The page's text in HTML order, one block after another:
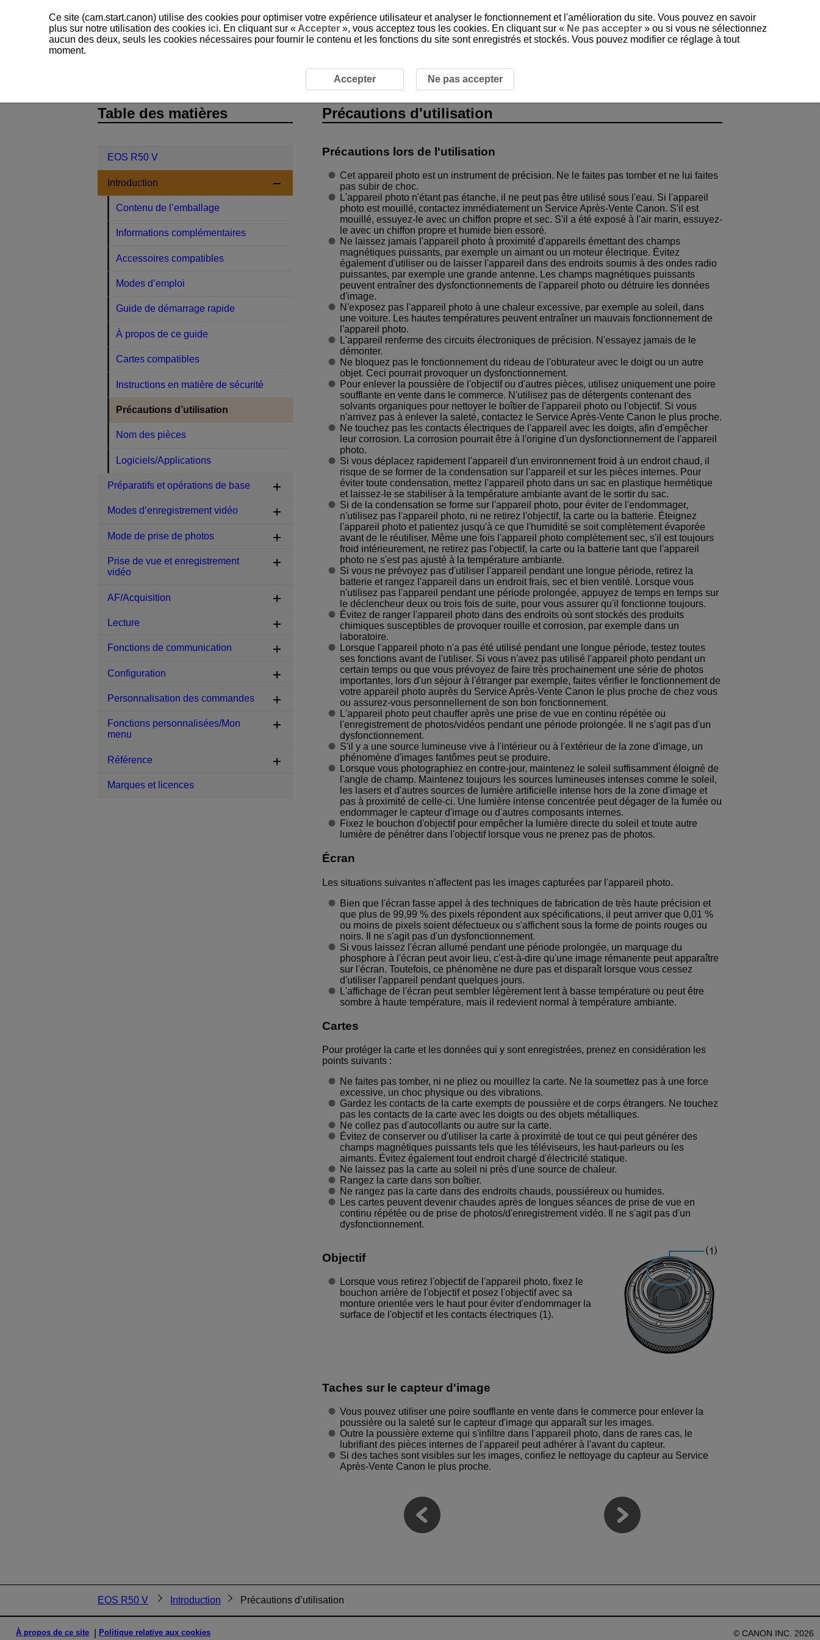
Précautions d'utilisation
Précautions lors de l'utilisation
Cet appareil photo est un instrument de précision. Ne le faites pas tomber et ne lui faites
pas subir de choc.
L'appareil photo n'étant pas étanche, il ne peut pas être utilisé sous l'eau. Si l'appareil
photo est mouillé, contactez immédiatement un Service Après-Vente Canon. S'il est
mouillé, essuyez-le avec un chiffon propre et sec. S'il a été exposé à l'air marin, essuyez-
le avec un chiffon propre et humide bien essoré.
Ne laissez jamais l'appareil photo à proximité d'appareils émettant des champs
magnétiques puissants, par exemple un aimant ou un moteur électrique. Évitez
également d'utiliser ou de laisser l'appareil dans des endroits soumis à des ondes radio
puissantes, par exemple une grande antenne. Les champs magnétiques puissants
peuvent entraîner des dysfonctionnements de l'appareil photo ou détruire les données
d'image.
N'exposez pas l'appareil photo à une chaleur excessive, par exemple au soleil, dans
une voiture. Les hautes températures peuvent entraîner un mauvais fonctionnement de
l'appareil photo.
L'appareil renferme des circuits électroniques de précision. N'essayez jamais de le
démonter.
Ne bloquez pas le fonctionnement du rideau de l'obturateur avec le doigt ou un autre
objet. Ceci pourrait provoquer un dysfonctionnement.
Pour enlever la poussière de l'objectif ou d'autres pièces, utilisez uniquement une poire
soufflante en vente dans le commerce. N'utilisez pas de détergents contenant des
solvants organiques pour nettoyer le boîtier de l'appareil photo ou l'objectif. Si vous
n'arrivez pas à enlever la saleté, contactez le Service Après-Vente Canon le plus proche.
Ne touchez pas les contacts électriques de l'appareil avec les doigts, afin d'empêcher
leur corrosion. La corrosion pourrait être à l'origine d'un dysfonctionnement de l'appareil
photo.
Si vous déplacez rapidement l'appareil d'un environnement froid à un endroit chaud, il
risque de se former de la condensation sur l'appareil et sur les pièces internes. Pour
éviter toute condensation, mettez l'appareil photo dans un sac en plastique hermétique
et laissez-le se stabiliser à la température ambiante avant de le sortir du sac.
Si de la condensation se forme sur l'appareil photo, pour éviter de l'endommager,
n'utilisez pas l'appareil photo, ni ne retirez l'objectif, la carte ou la batterie. Éteignez
l'appareil photo et patientez jusqu'à ce que l'humidité se soit complètement évaporée
avant de le réutiliser. Même une fois l'appareil photo complètement sec, s'il est toujours
froid intérieurement, ne retirez pas l'objectif, la carte ou la batterie tant que l'appareil
photo ne s'est pas ajusté à la température ambiante.
Si vous ne prévoyez pas d'utiliser l'appareil pendant une longue période, retirez la
batterie et rangez l'appareil dans un endroit frais, sec et bien ventilé. Lorsque vous
n'utilisez pas l'appareil pendant une période prolongée, appuyez de temps en temps sur
le déclencheur deux ou trois fois de suite, pour vous assurer qu'il fonctionne toujours.
Évitez de ranger l'appareil photo dans des endroits où sont stockés des produits
chimiques susceptibles de provoquer rouille et corrosion, par exemple dans un
laboratoire.
Lorsque l'appareil photo n'a pas été utilisé pendant une longue période, testez toutes
ses fonctions avant de l'utiliser. Si vous n'avez pas utilisé l'appareil photo pendant un
certain temps ou que vous prévoyez de faire très prochainement une série de photos
importantes, lors d'un séjour à l'étranger par exemple, faites vérifier le fonctionnement de
votre appareil photo auprès du Service Après-Vente Canon le plus proche de chez vous
ou assurez-vous personnellement de son bon fonctionnement.
L'appareil photo peut chauffer après une prise de vue en continu répétée ou
l'enregistrement de photos/vidéos pendant une période prolongée. Il ne s'agit pas d'un
dysfonctionnement.
S'il y a une source lumineuse vive à l'intérieur ou à l'extérieur de la zone d'image, un
phénomène d'images fantômes peut se produire.
Lorsque vous photographiez en contre-jour, maintenez le soleil suffisamment éloigné de
l'angle de champ. Maintenez toujours les sources lumineuses intenses comme le soleil,
les lasers et d'autres sources de lumière artificielle intense hors de la zone d'image et
pas à proximité de celle-ci. Une lumière intense concentrée peut dégager de la fumée ou
endommager le capteur d'image ou d'autres composants internes.
Fixez le bouchon d'objectif pour empêcher la lumière directe du soleil et toute autre
lumière de pénétrer dans l'objectif lorsque vous ne prenez pas de photos.
Écran
Les situations suivantes n'affectent pas les images capturées par l'appareil photo.
Bien que l'écran fasse appel à des techniques de fabrication de très haute précision et
que plus de 99,99 % des pixels répondent aux spécifications, il peut arriver que 0,01 %
ou moins de pixels soient défectueux ou s'affichent sous la forme de points rouges ou
noirs. Il ne s'agit pas d'un dysfonctionnement.
Si vous laissez l'écran allumé pendant une période prolongée, un marquage du
phosphore à l'écran peut avoir lieu, c'est-à-dire qu'une image rémanente peut apparaître
sur l'écran. Toutefois, ce phénomène ne dure pas et disparaît lorsque vous cessez
d'utiliser l'appareil pendant quelques jours.
L'affichage de l'écran peut sembler légèrement lent à basse température ou peut être
sombre à haute température, mais il redevient normal à température ambiante.
Cartes
Pour protéger la carte et les données qui y sont enregistrées, prenez en considération les
points suivants :
Ne faites pas tomber, ni ne pliez ou mouillez la carte. Ne la soumettez pas à une force
excessive, un choc physique ou des vibrations.
Gardez les contacts de la carte exempts de poussière et de corps étrangers. Ne touchez
pas les contacts de la carte avec les doigts ou des objets métalliques.
Ne collez pas d'autocollants ou autre sur la carte.
Évitez de conserver ou d'utiliser la carte à proximité de tout ce qui peut générer des
champs magnétiques puissants tels que les téléviseurs, les haut-parleurs ou les
aimants. Évitez également tout endroit chargé d'électricité statique.
Ne laissez pas la carte au soleil ni près d'une source de chaleur.
Rangez la carte dans son boîtier.
Ne rangez pas la carte dans des endroits chauds, poussiéreux ou humides.
Les cartes peuvent devenir chaudes après de longues séances de prise de vue en
continu répétée ou de prise de photos/d'enregistrement vidéo. Il ne s'agit pas d'un
dysfonctionnement.
Objectif
Lorsque vous retirez l'objectif de l'appareil photo, fixez le
bouchon arrière de l'objectif et posez l'objectif avec sa
monture orientée vers le haut pour éviter d'endommager la
surface de l'objectif et les contacts électriques (1).
Taches sur le capteur d'image
Vous pouvez utiliser une poire soufflante en vente dans le commerce pour enlever la
poussière ou la saleté sur le capteur d'image qui apparaît sur les images.
Outre la poussière externe qui s'infiltre dans l'appareil photo, dans de rares cas, le
lubrifiant des pièces internes de l'appareil peut adhérer à l'avant du capteur.
Si des taches sont visibles sur les images, confiez le nettoyage du capteur au Service
Après-Vente Canon le plus proche.
Table des matières
EOS R50 V
Introduction
Contenu de l’emballage
Informations complémentaires
Accessoires compatibles
Modes d’emploi
Guide de démarrage rapide
À propos de ce guide
Cartes compatibles
Instructions en matière de sécurité
Précautions d’utilisation
Nom des pièces
Logiciels/Applications
Préparatifs et opérations de base
Modes d’enregistrement vidéo
Mode de prise de photos
Prise de vue et enregistrement
vidéo
AF/Acquisition
Lecture
Fonctions de communication
Configuration
Personnalisation des commandes
Fonctions personnalisées/Mon
menu
Référence
Marques et licences
EOS R50 V Introduction Précautions d’utilisation
À propos de ce site Politique relative aux cookies © CANON INC. 2026
Ce site (cam.start.canon) utilise des cookies pour optimiser votre expérience utilisateur et analyser le fonctionnement et l'amélioration du site. Vous pouvez en savoir
plus sur notre utilisation des cookies ici. En cliquant sur « Accepter », vous acceptez tous les cookies. En cliquant sur « Ne pas accepter » ou si vous ne sélectionnez
aucun des deux, seuls les cookies nécessaires pour fournir le contenu et les fonctions du site sont enregistrés et stockés. Vous pouvez modifier ce réglage à tout
moment.
Accepter Ne pas accepter